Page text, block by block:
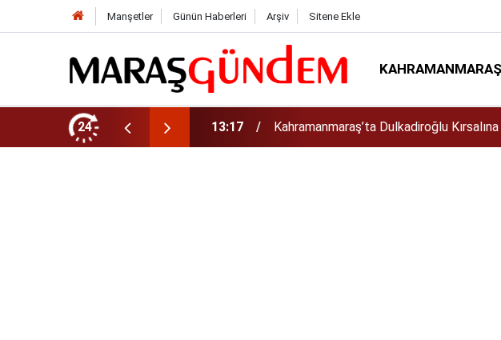
Manşetler Günün Haberleri Arşiv Sitene Ekle
KAHRAMANMARAŞ
24
Yol Yatırımı! 13:13 Geleneksel Ağustos Fuarı'nda Sahne